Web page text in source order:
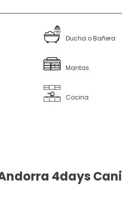
Ducha o Bañera
Mantas
Cocina
4days